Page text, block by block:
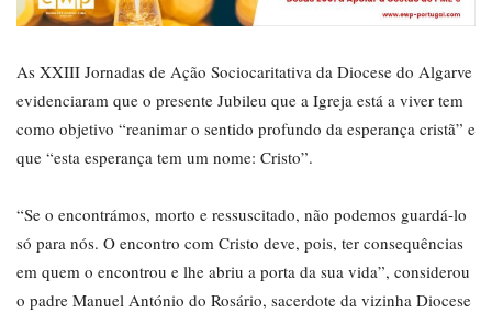
As XXIII Jornadas de Ação Sociocaritativa da Diocese do Algarve
evidenciaram que o presente Jubileu que a Igreja está a viver tem
como objetivo “reanimar o sentido profundo da esperança cristã” e
que “esta esperança tem um nome: Cristo”.
“Se o encontrámos, morto e ressuscitado, não podemos guardá-lo
só para nós. O encontro com Cristo deve, pois, ter consequências
em quem o encontrou e lhe abriu a porta da sua vida”, considerou
o padre Manuel António do Rosário, sacerdote da vizinha Diocese